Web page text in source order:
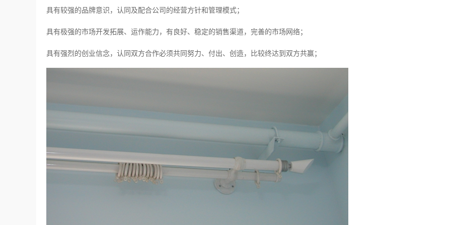
具有较强的品牌意识，认同及配合公司的经营方针和管理模式；
具有极强的市场开发拓展、运作能力，有良好、稳定的销售渠道，完善的市场网络；
具有强烈的创业信念，认同双方合作必须共同努力、付出、创造，比较终达到双方共赢；